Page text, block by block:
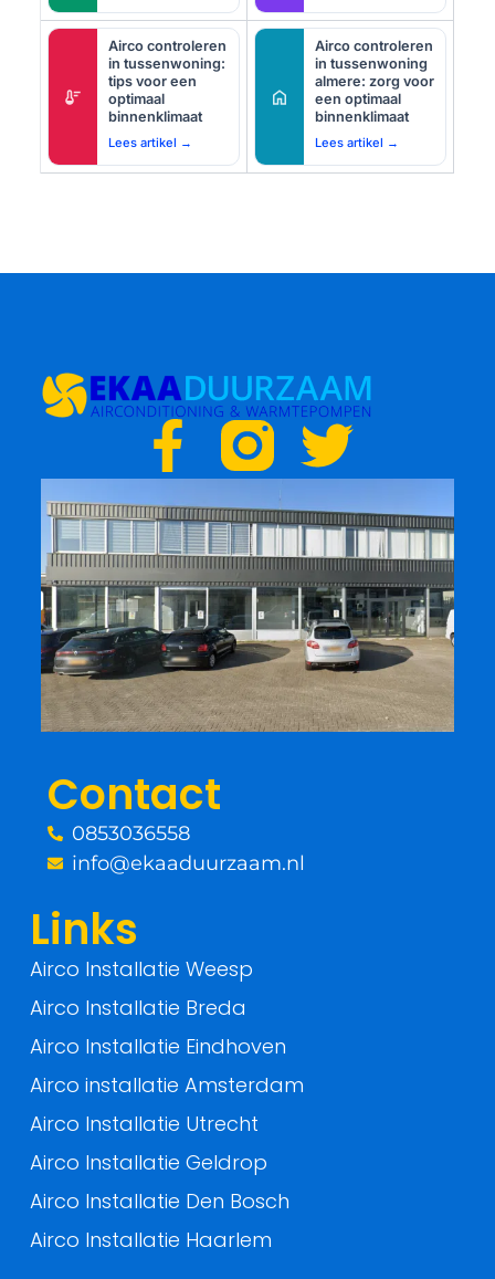
thermostat
Airco controleren
in tussenwoning:
tips voor een
optimaal
binnenklimaat
Lees artikel →
home
Airco controleren
in tussenwoning
almere: zorg voor
een optimaal
binnenklimaat
Lees artikel →
F
a
c
e
b
o
k
-
T
w
i
t
t
e
Contact
0853036558
info@ekaaduurzaam.nl
Links
Airco Installatie Weesp
Airco Installatie Breda
Airco Installatie Eindhoven
Airco installatie Amsterdam
Airco Installatie Utrecht
Airco Installatie Geldrop
Airco Installatie Den Bosch
Airco Installatie Haarlem